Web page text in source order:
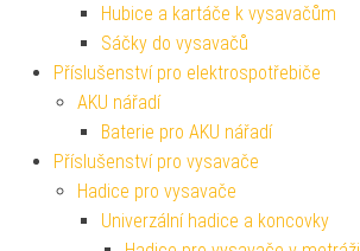
Hubice a kartáče k vysavačům
Sáčky do vysavačů
Příslušenství pro elektrospotřebiče
AKU nářadí
Baterie pro AKU nářadí
Příslušenství pro vysavače
Hadice pro vysavače
Univerzální hadice a koncovky